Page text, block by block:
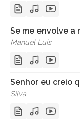
Se me envolve
Manuel Luis
Senhor eu creio
Silva